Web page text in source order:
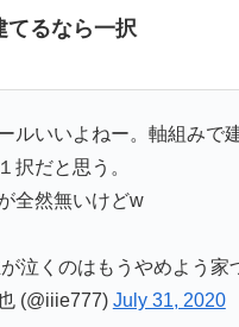
てるなら一択
ルいいよねー。軸組みで
択だと思う。
全然無いけどw
泣くのはもうやめよう家
(@iiie777) July 31, 2020